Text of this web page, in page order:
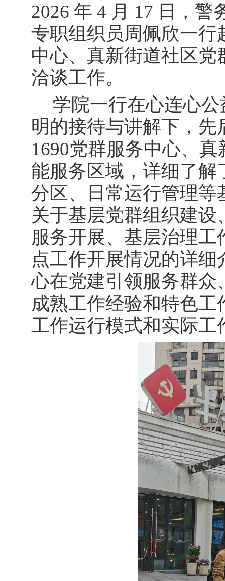
2026 年 4 月 17 日，
专职组织员周佩欣一行
中心、真新街道社区
洽谈工作。
学院一行在心连心
明的接待与讲解下，先
1690党群服务中心、
能服务区域，详细了
分区、日常运行管理
关于基层党群组织建
服务开展、基层治理
点工作开展情况的详
心在党建引领服务群
成熟工作经验和特色
工作运行模式和实际工